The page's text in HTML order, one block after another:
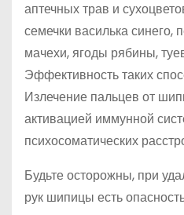
аптечных трав и
семечки василька
мачехи, ягоды рябины,
Эффективность таких
Излечение пальцев от
активацией иммунной
психосоматических
Будьте осторожны, при
рук шипицы есть